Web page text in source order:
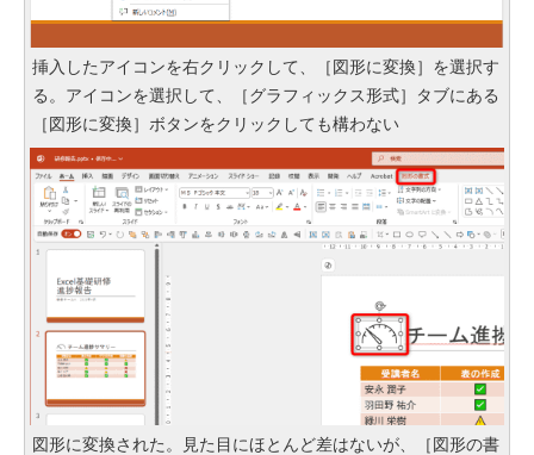
挿入したアイコンを右クリックして、［図形に変換］を選択す
る。アイコンを選択して、［グラフィックス形式］タブにある
［図形に変換］ボタンをクリックしても構わない
図形に変換された。見た目にほとんど差はないが、［図形の書